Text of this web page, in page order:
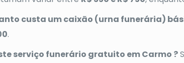
custa um caixão (urna funerária)
.
serviço funerário gratuito em Carmo ?